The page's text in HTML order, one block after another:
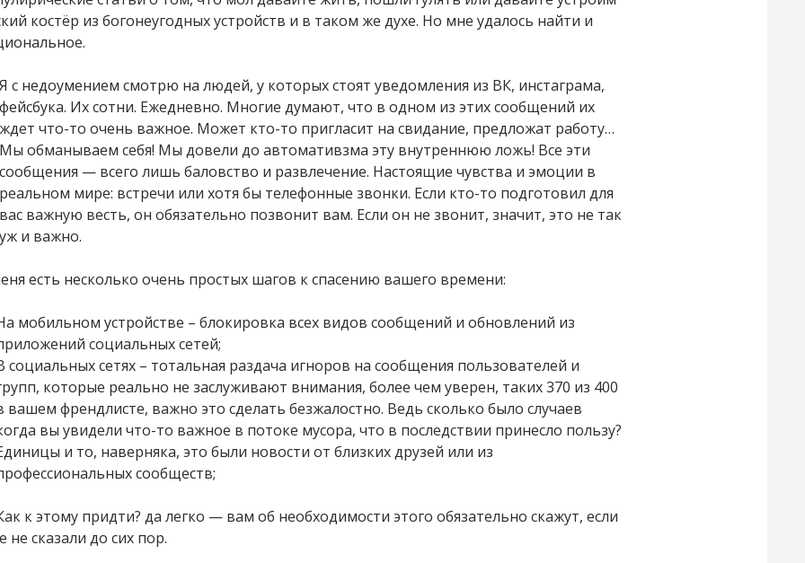
костёр из богонеугодных устройств и в таком же духе. Но мне удалось найти и
Я с недоумением смотрю на людей, у которых стоят уведомления из ВК, инстаграма,
фейсбука. Их сотни. Ежедневно. Многие думают, что в одном из этих сообщений их
ждет что-то очень важное. Может кто-то пригласит на свидание, предложат работу…
Мы обманываем себя! Мы довели до автомативзма эту внутреннюю ложь! Все эти
сообщения — всего лишь баловство и развлечение. Настоящие чувства и эмоции в
реальном мире: встречи или хотя бы телефонные звонки. Если кто-то подготовил для
вас важную весть, он обязательно позвонит вам. Если он не звонит, значит, это не так
уж и важно.
есть несколько очень простых шагов к спасению вашего времени:
мобильном устройстве – блокировка всех видов сообщений и обновлений из
социальных сетей;
социальных сетях – тотальная раздача игноров на сообщения пользователей и
которые реально не заслуживают внимания, более чем уверен, таких 370 из 400
вашем френдлисте, важно это сделать безжалостно. Ведь сколько было случаев
вы увидели что-то важное в потоке мусора, что в последствии принесло пользу?
и то, наверняка, это были новости от близких друзей или из
сообществ;
к этому придти? да легко — вам об необходимости этого обязательно скажут, если
не сказали до сих пор.